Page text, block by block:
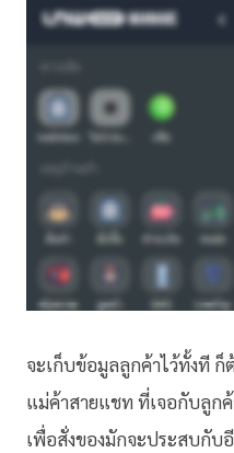
จะเก็บข้อมูลลูกค้าไว้ทั้งที ก็
แม่ค้าสายแชท ที่เจอกับลูก
เพื่อสั่งของมักจะประสบกั